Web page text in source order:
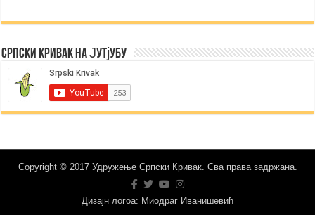
Српски Кривак на Јутјубу
Copyright © 2017 Удружење Српски Кривак. Сва права задржана.
Дизајн логоа: Миодраг Иванишевић